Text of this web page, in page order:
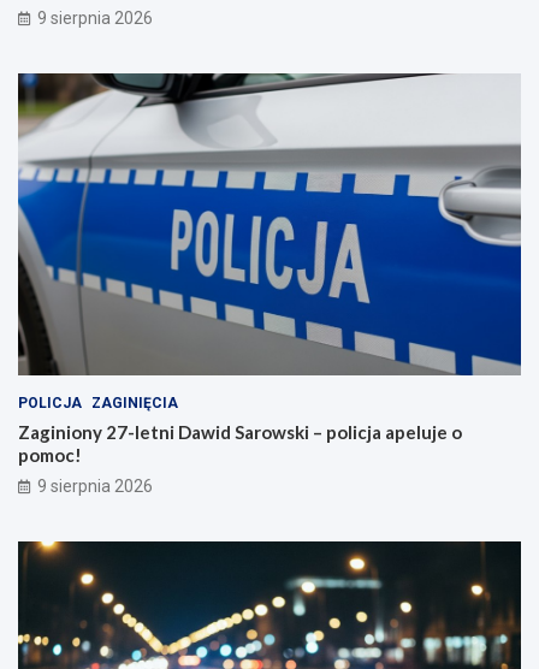
9 sierpnia 2026
POLICJA ZAGINIĘCIA
Zaginiony 27-letni Dawid Sarowski – policja apeluje o
pomoc!
9 sierpnia 2026